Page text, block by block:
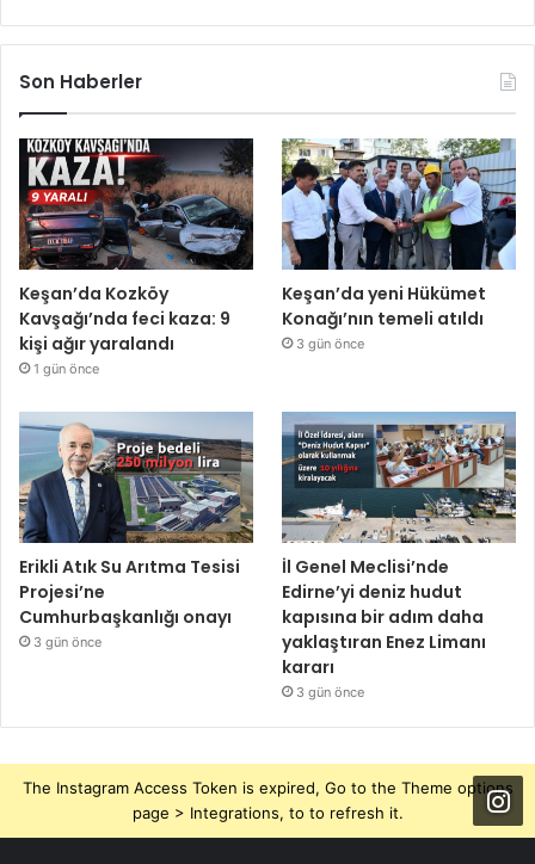
Son Haberler
Keşan’da Kozköy
Kavşağı’nda feci kaza: 9
kişi ağır yaralandı
1 gün önce
Keşan’da yeni Hükümet
Konağı’nın temeli atıldı
3 gün önce
Erikli Atık Su Arıtma Tesisi
Projesi’ne
Cumhurbaşkanlığı onayı
3 gün önce
İl Genel Meclisi’nde
Edirne’yi deniz hudut
kapısına bir adım daha
yaklaştıran Enez Limanı
kararı
3 gün önce
The Instagram Access Token is expired, Go to the Theme options
page > Integrations, to to refresh it.